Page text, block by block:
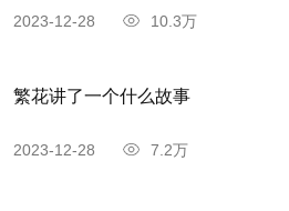
2023-12-28 10.3万
繁花讲了一个什么故事
2023-12-28 7.2万